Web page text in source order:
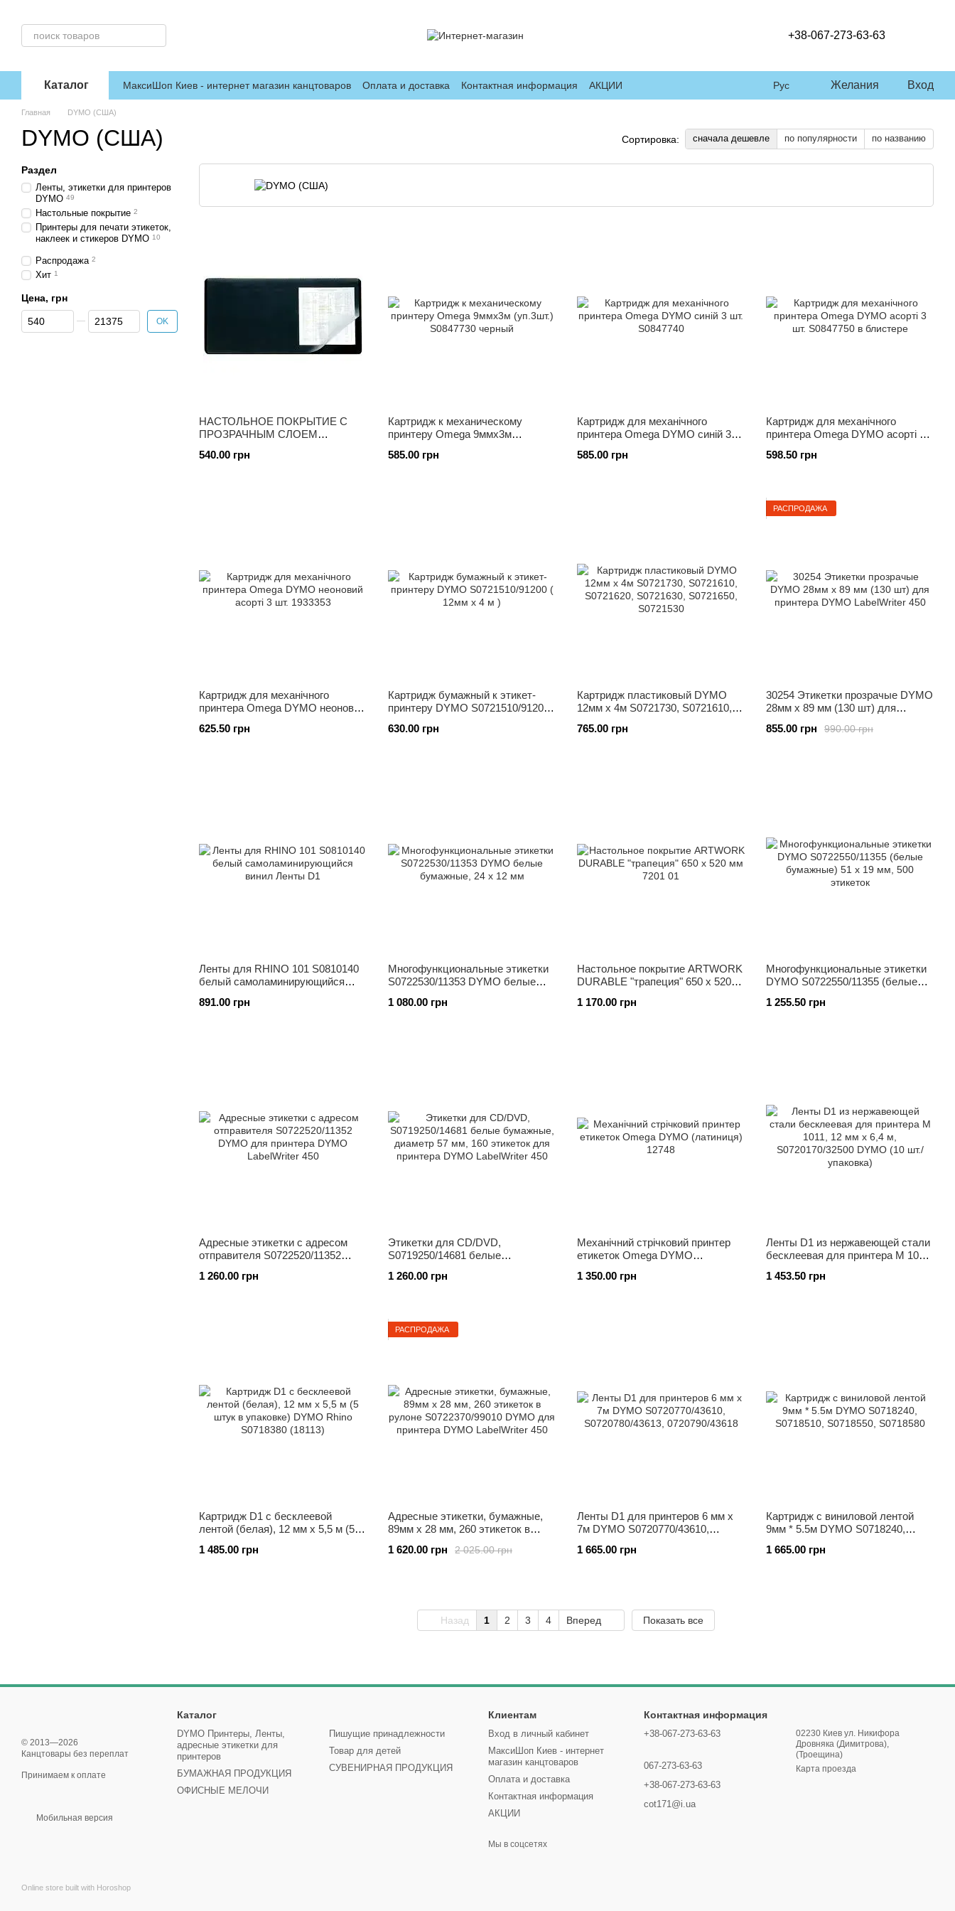
+38-067-273-63-63
Каталог МаксиШоп Киев - интернет магазин канцтоваров Оплата и доставка Контактная информация АКЦИИ Рус Желания Вход
Главная DYMO (США)
DYMO (США) Сортировка: сначала дешевле по популярности по названию
НАСТОЛЬНОЕ ПОКРЫТИЕ С
ПРОЗРАЧНЫМ СЛОЕМ
400мм 7202 01
540.00 грн
Картридж к механическому
принтеру Omega 9ммх3м
585.00 грн
Картридж для механічного
принтера Omega DYMO синій 3
585.00 грн
Картридж для механічного
принтера Omega DYMO асорті 3
598.50 грн
Картридж для механічного
принтера Omega DYMO неоновий
625.50 грн
Картридж бумажный к этикет-
принтеру DYMO S0721510/91200 (
630.00 грн
Картридж пластиковый DYMO
12мм х 4м S0721730, S0721610,
S0721530
765.00 грн
РАСПРОДАЖА
30254 Этикетки прозрачые DYMO
28мм х 89 мм (130 шт) для
990.00 грн
855.00 грн
Ленты для RHINO 101 S0810140
белый самоламинирующийся
891.00 грн
Многофункциональные этикетки
S0722530/11353 DYMO белые
1 080.00 грн
Настольное покрытие ARTWORK
DURABLE "трапеция" 650 х 520
1 170.00 грн
Многофункциональные этикетки
DYMO S0722550/11355 (белые
этикеток
1 255.50 грн
Адресные этикетки с адресом
отправителя S0722520/11352
LabelWriter 450
1 260.00 грн
Этикетки для CD/DVD,
S0719250/14681 белые
этикеток для принтера DYMO
1 260.00 грн
Механічний стрічковий принтер
етикеток Omega DYMO
1 350.00 грн
Ленты D1 из нержавеющей стали
бесклеевая для принтера M 1011,
DYMO (10 шт./упаковка)
1 453.50 грн
Картридж D1 с бесклеевой
лентой (белая), 12 мм x 5,5 м (5
S0718380 (18113)
1 485.00 грн
РАСПРОДАЖА
Адресные этикетки, бумажные,
89мм х 28 мм, 260 этикеток в
для принтера DYMO LabelWriter
2 025.00 грн
1 620.00 грн
Ленты D1 для принтеров 6 мм х
7м DYMO S0720770/43610,
1 665.00 грн
Картридж с виниловой лентой
9мм * 5.5м DYMO S0718240,
1 665.00 грн
Назад 1 2 3 4 Вперед Показать все
Раздел
Ленты, этикетки для принтеров
DYMO 49
Настольные покрытие 2
Принтеры для печати этикеток,
наклеек и стикеров DYMO 10
Распродажа 2
Хит 1
Цена, грн
От Цена, грн
До Цена, грн OK
© 2013—2026
Канцтовары без переплат‎
Принимаем к оплате
Мобильная версия
Online store built with Horoshop
Каталог
DYMO Принтеры, Ленты,
адресные этикетки для
принтеров
БУМАЖНАЯ ПРОДУКЦИЯ
ОФИСНЫЕ МЕЛОЧИ
Пишущие принадлежности
Товар для детей
СУВЕНИРНАЯ ПРОДУКЦИЯ
Клиентам
Вход в личный кабинет
МаксиШоп Киев - интернет
магазин канцтоваров
Оплата и доставка
Контактная информация
АКЦИИ
Мы в соцсетях
Контактная информация
+38-067-273-63-63
067-273-63-63
+38-067-273-63-63
cot171@i.ua
02230 Киев ул. Никифора
Дровняка (Димитрова),
(Троещина)
Карта проезда